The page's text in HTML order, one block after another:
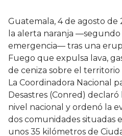
Guatemala, 4 de agosto de
la alerta naranja
emergencia— tras una
Fuego que expulsa lava,
de ceniza sobre el territorio
La Coordinadora Nacional
Desastres (Conred)
nivel nacional y ordenó la
dos comunidades situadas
unos 35 kilómetros de